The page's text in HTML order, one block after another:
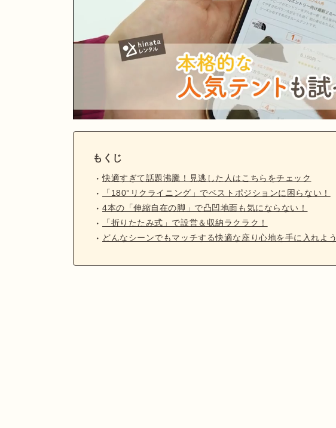
もくじ
快適すぎて話題沸騰！見逃した人はこちらをチェック
「180°リクライニング」でベストポジションに困らない！
4本の「伸縮自在の脚」で凸凹地面も気にならない！
「折りたたみ式」で設営＆収納ラクラク！
どんなシーンでもマッチする快適な座り心地を手に入れよう